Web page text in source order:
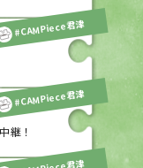
#CAMPiece君津
#CAMPiece君津
継！